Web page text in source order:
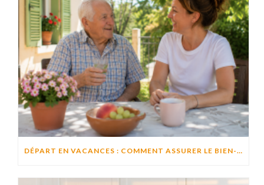
DÉPART EN VACANCES : COMMENT ASSURER LE BIEN-ÊTRE D’UN PROCHE RESTÉ À DOMICILE ?